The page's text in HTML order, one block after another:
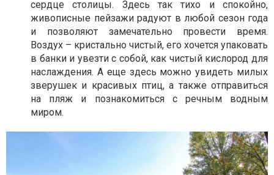
сердце столицы. Здесь так тихо и спокойно,
живописные пейзажи радуют в любой сезон года
и позволяют замечательно провести время.
Воздух – кристально чистый, его хочется упаковать
в банки и увезти с собой, как чистый кислород для
наслаждения. А еще здесь можно увидеть милых
зверушек и красивых птиц, а также отправиться
на пляж и познакомиться с речным водным
миром.